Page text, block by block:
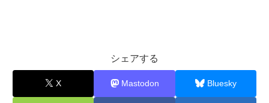
シェアする
X Mastodon Bluesky